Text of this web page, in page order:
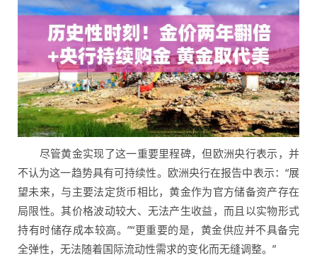
尽管黄金实现了这一重要里程碑，但欧洲央行表示，并
不认为这一趋势具有可持续性。欧洲央行在报告中表示：“展
望未来，与主要法定货币相比，黄金作为官方储备资产存在
局限性。其价格波动较大、无法产生收益，而且以实物形式
持有时储存成本较高。”“更重要的是，黄金供应并不具备完
全弹性，无法随着国际流动性需求的变化而无缝调整。”